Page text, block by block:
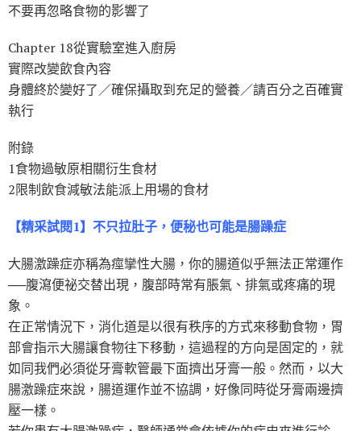
不要再忽略食物的影響了
Chapter 18從實驗室進入廚房
實際改變飲食內容
身體終於變好了／確保攝取到充足的營養／請百分之百確實
執行
附錄
1食物過敏原相關衍生食材
2限制飲食減敏法能派上用場的食材
【精采試閱1】不只拉肚子，便秘也可能是腸躁症
大腸激躁症亦稱為痙攣性大腸，你的腸道似乎無法正常運作
──腹瀉便祕交替出現，腹部時常有脹氣、排氣或疼痛的現
象。
在正常情況下，消化道是以很有秩序的方式來移動食物，胃
部會指示大腸讓食物往下移動，這過程的方向是固定的，就
如同我們必須從牙膏軟管最下面擠出牙膏一般。然而，以大
腸激躁症來說，腸道運作並不協調，好像同時從牙膏兩邊擠
壓一樣。